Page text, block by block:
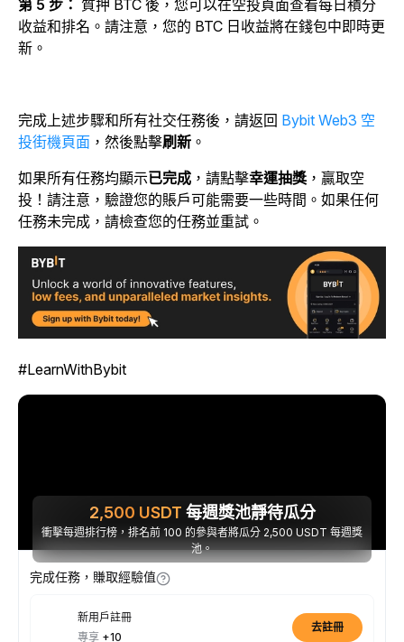
第 5 步： 質押 BTC 後，您可以在空投頁面查看每日積分
收益和排名。請注意，您的 BTC 日收益將在錢包中即時更
新。
完成上述步驟和所有社交任務後，請返回 Bybit Web3 空
投街機頁面 ，然後點擊刷新 。
如果所有任務均顯示已完成 ，請點擊幸運抽獎 ，贏取空
投！請注意，驗證您的賬戶可能需要一些時間。如果任何
任務未完成，請檢查您的任務並重試。
#LearnWithBybit
2,500 USDT 每週獎池靜待瓜分
衝擊每週排行榜，排名前 100 的參與者將瓜分 2,500 USDT 每週獎
池。
完成任務，賺取經驗值
新用戶註冊
專享 +10
去註冊